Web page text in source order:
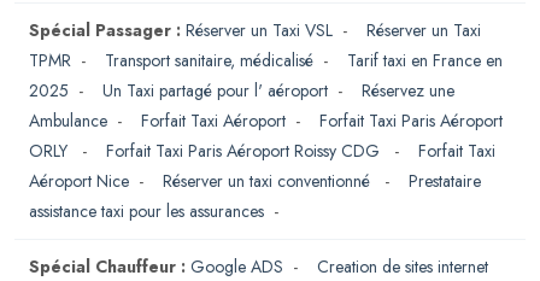
Spécial Passager : Réserver un Taxi VSL - Réserver un Taxi
TPMR - Transport sanitaire, médicalisé - Tarif taxi en France en
2025 - Un Taxi partagé pour l' aéroport - Réservez une
Ambulance - Forfait Taxi Aéroport - Forfait Taxi Paris Aéroport
ORLY
- Forfait Taxi Paris Aéroport Roissy CDG - Forfait Taxi
Aéroport Nice - Réserver un taxi conventionné - Prestataire
assistance taxi pour les assurances -
Spécial Chauffeur : Google ADS - Creation de sites internet